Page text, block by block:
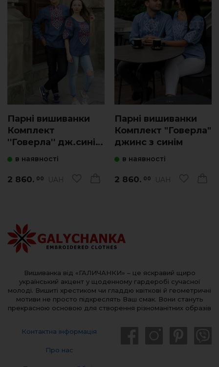
Парні вишиванки
Комплект
''Говерла'' дж.синій
з червоним
в наявності
2 860. 00 UAH
Парні вишиванки
Комплект "Говерла"
джинс з синім
в наявності
2 860. 00 UAH
Вишиванка від «ГАЛИЧАНКИ» – це яскравий щиро
український акцент у щоденному гардеробі сучасної
молоді. Вишиті хрестиком чи гладдю квіткові й геометричні
мотиви не просто підкреслять Ваш смак. Вони стануть
прекрасною основою для створення різноманітних образів
Контактна інформація
Про нас